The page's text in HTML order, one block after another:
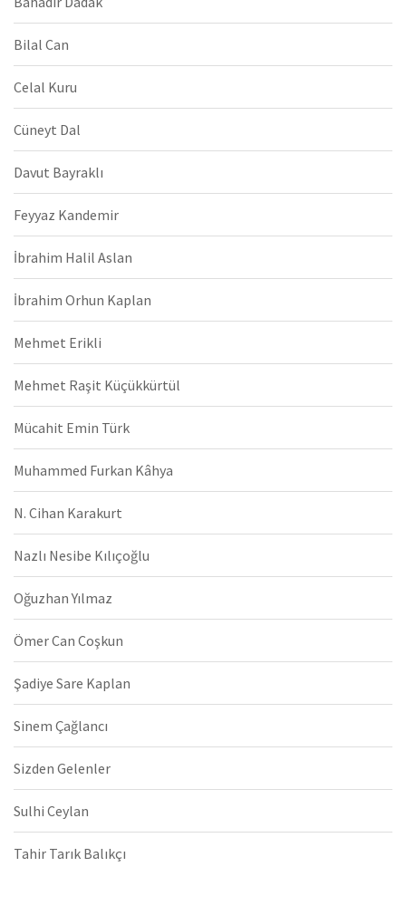
Bilal Can
Celal Kuru
Cüneyt Dal
Davut Bayraklı
Feyyaz Kandemir
İbrahim Halil Aslan
İbrahim Orhun Kaplan
Mehmet Erikli
Mehmet Raşit Küçükkürtül
Mücahit Emin Türk
Muhammed Furkan Kâhya
N. Cihan Karakurt
Nazlı Nesibe Kılıçoğlu
Oğuzhan Yılmaz
Ömer Can Coşkun
Şadiye Sare Kaplan
Sinem Çağlancı
Sizden Gelenler
Sulhi Ceylan
Tahir Tarık Balıkçı